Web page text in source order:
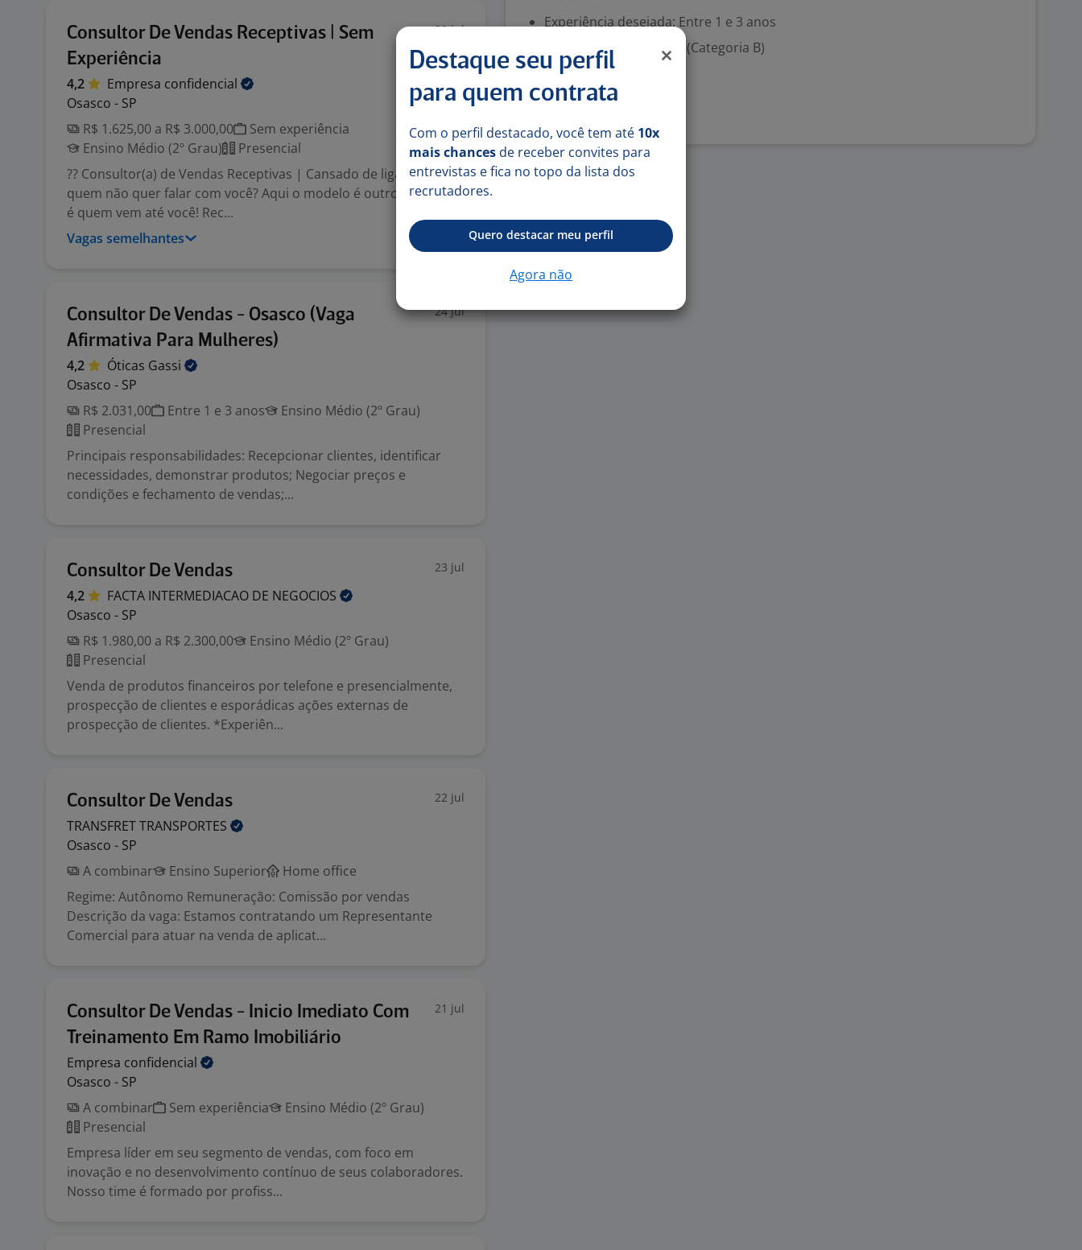
Consultor De Vendas Receptivas | Sem
Experiência
29 jul
4,2 Empresa confidencial
Osasco - SP
R$ 1.625,00 a R$ 3.000,00
Sem experiência
Ensino Médio (2º Grau)
Presencial
?? Consultor(a) de Vendas Receptivas | Cansado de ligar para
quem não quer falar com você? Aqui o modelo é outro: o cliente
é quem vem até você! Rec...
Vagas semelhantes
Consultor De Vendas - Osasco (Vaga
Afirmativa Para Mulheres)
24 jul
4,2 Óticas Gassi
Osasco - SP
R$ 2.031,00
Entre 1 e 3 anos
Ensino Médio (2º Grau)
Presencial
Principais responsabilidades: Recepcionar clientes, identificar
necessidades, demonstrar produtos; Negociar preços e
condições e fechamento de vendas;...
Consultor De Vendas 23 jul
4,2 FACTA INTERMEDIACAO DE NEGOCIOS
Osasco - SP
R$ 1.980,00 a R$ 2.300,00
Ensino Médio (2º Grau)
Presencial
Venda de produtos financeiros por telefone e presencialmente,
prospecção de clientes e esporádicas ações externas de
prospecção de clientes. *Experiên...
Consultor De Vendas 22 jul
TRANSFRETTRANSPORTES
Osasco - SP
A combinar
Ensino Superior
Home office
Regime: Autônomo Remuneração: Comissão por vendas
Descrição da vaga: Estamos contratando um Representante
Comercial para atuar na venda de aplicat...
Consultor De Vendas - Inicio Imediato Com
Treinamento Em Ramo Imobiliário
21 jul
Empresa confidencial
Osasco - SP
A combinar
Sem experiência
Ensino Médio (2º Grau)
Presencial
Empresa líder em seu segmento de vendas, com foco em
inovação e no desenvolvimento contínuo de seus colaboradores.
Nosso time é formado por profiss...
Experiência desejada: Entre 1 e 3 anos
Habilitação para dirigir (Categoria B)
Denunciar vaga
Destaque seu perfil
para quem contrata
Com o perfil destacado, você tem até 10x
mais chances de receber convites para
entrevistas e fica no topo da lista dos
recrutadores.
Quero destacar meu perfil
Agora não